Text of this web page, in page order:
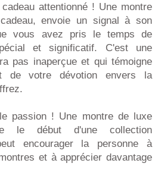
attentionné ! Une montre
envoie un signal à son
vous avez pris le temps de
et significatif. C'est une
pas inaperçue et qui témoigne
de votre dévotion envers la
passion ! Une montre de luxe
le début d'une collection
encourager la personne à
et à apprécier davantage